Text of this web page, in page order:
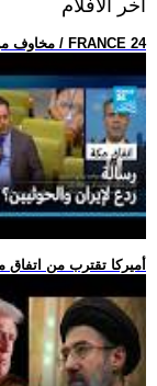
اخر الافلام
.. مخاوف من اتساع رقعة الصراع في اليمن • فرانس 24 / FRANCE 24
.. أميركا تقترب من